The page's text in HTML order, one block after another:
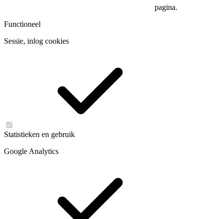
pagina.
Functioneel
Sessie, inlog cookies
Statistieken en gebruik
Google Analytics